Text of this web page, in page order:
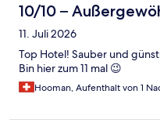
10/10 –
11. Juli 2026
Top Hotel! Sauber und
Bin hier zum 11 mal 😉
Hooman, Aufenthalt von 1